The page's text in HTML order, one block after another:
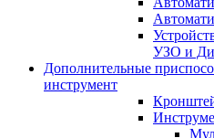
УЗО и
Дополнительные
инструмент